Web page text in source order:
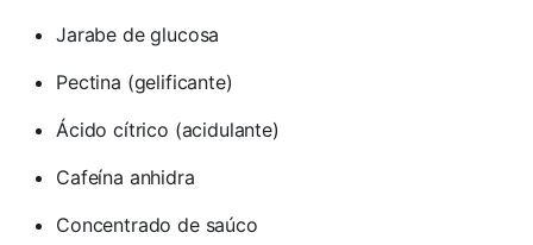
Jarabe de glucosa
Pectina (gelificante)
Ácido cítrico (acidulante)
Cafeína anhidra
Concentrado de saúco